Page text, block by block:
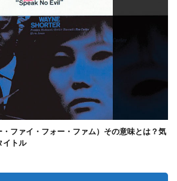
ファイ・フォー・ファム）その意味とは？気
イトル